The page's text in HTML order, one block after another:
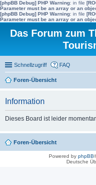
[phpBB Debug] PHP Warning: in file
Parameter must be an array or an
[phpBB Debug] PHP Warning: in file
Parameter must be an array or an
Das Forum zum
Schnellzugriff FAQ
Foren-Übersicht
Information
Dieses Board ist leider
Foren-Übersicht
Powered by phpBB
Deutsche